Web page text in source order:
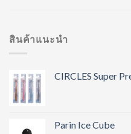
สินค้าแนะนำ
CIRCLES Super
Parin Ice Cube